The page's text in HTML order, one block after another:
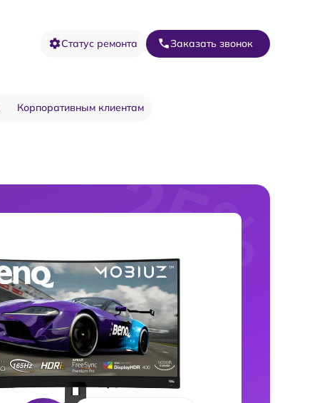
Статус ремонта Заказать звонок
Корпоративным клиентам